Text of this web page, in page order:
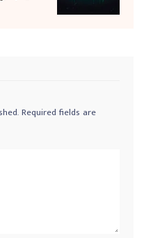
Required fields are